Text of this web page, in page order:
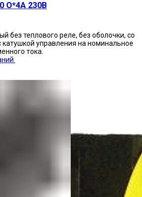
О*4А 230В
без теплового реле, без оболочки, со
управления на номинальное
тока.